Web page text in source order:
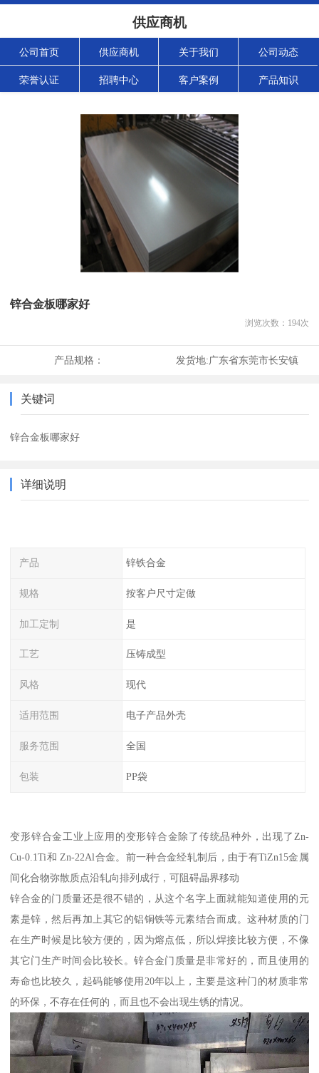
供应商机
公司首页 供应商机 关于我们 公司动态
荣誉认证 招聘中心 客户案例 产品知识
锌合金板哪家好
浏览次数： 194次
产品规格： 发货地:广东省东莞市长安镇
关键词
锌合金板哪家好
详细说明
产品 锌铁合金
规格 按客户尺寸定做
加工定制 是
工艺 压铸成型
风格 现代
适用范围 电子产品外壳
服务范围 全国
包装 PP袋
变形锌合金工业上应用的变形锌合金除了传统品种外，出现了Zn-
Cu-0.1Ti和 Zn-22Al合金。前一种合金经轧制后，由于有TiZn15金属
间化合物弥散质点沿轧向排列成行，可阻碍晶界移动
锌合金的门质量还是很不错的，从这个名字上面就能知道使用的元
素是锌，然后再加上其它的铝铜铁等元素结合而成。这种材质的门
在生产时候是比较方便的，因为熔点低，所以焊接比较方便，不像
其它门生产时间会比较长。锌合金门质量是非常好的，而且使用的
寿命也比较久，起码能够使用20年以上，主要是这种门的材质非常
的环保，不存在任何的，而且也不会出现生锈的情况。